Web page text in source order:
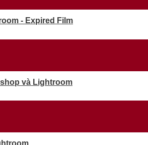
- Expired Film
và Lightroom